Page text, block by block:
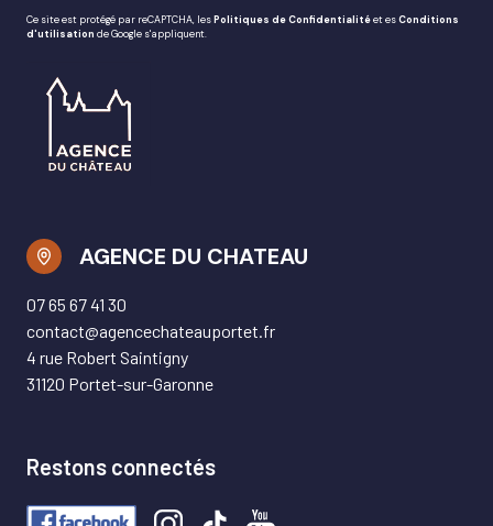
Ce site est protégé par reCAPTCHA, lesPolitiques de Confidentialitéet esConditions
d'utilisation de Google s'appliquent.
AGENCE DU CHATEAU
07 65 67 41 30
contact@agencechateauportet.fr
4 rue Robert Saintigny
31120 Portet-sur-Garonne
Restons connectés